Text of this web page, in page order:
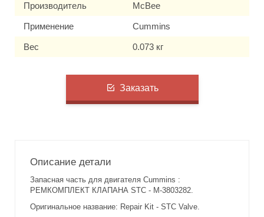
Производитель McBee
Применение Cummins
Вес 0.073 кг
Заказать
Описание детали
Запасная часть для двигателя Cummins :
РЕМКОМПЛЕКТ КЛАПАНА STC - M-3803282.
Оригинальное название: Repair Kit - STC Valve.